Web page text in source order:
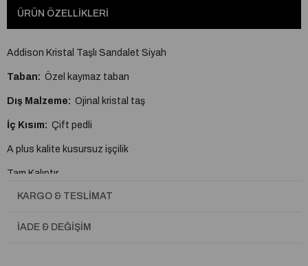
ÜRÜN ÖZELLIKLERI
Addison Kristal Taşlı Sandalet Siyah
Taban: Özel kaymaz taban
Dış Malzeme: Ojinal kristal taş
İç Kısım: Çift pedli
A plus kalite kusursuz işçilik
Tam Kalıptır.
KARGO & TESLIMAT
İADE & DEĞIŞIM